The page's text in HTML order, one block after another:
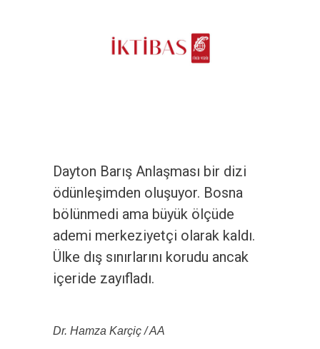
Dayton Barış Anlaşması bir dizi
ödünleşimden oluşuyor. Bosna
bölünmedi ama büyük ölçüde
ademi merkeziyetçi olarak kaldı.
Ülke dış sınırlarını korudu ancak
içeride zayıfladı.
Dr. Hamza Karçiç / AA